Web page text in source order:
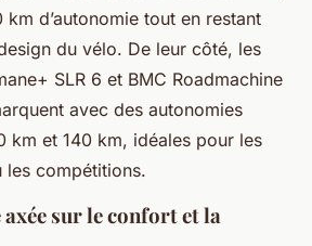
km d’autonomie tout en restant
du vélo. De leur côté, les
SLR 6 et BMC Roadmachine
avec des autonomies
km et 140 km, idéales pour les
les compétitions.
sur le confort et la